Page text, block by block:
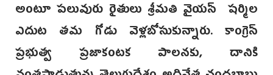
అంటూ పలువురు రైతులు శ్రీమతి వైయస్ షర్మిల
ఎదుట తమ గోడు వెళ్లబోసుకున్నారు. కాంగ్రెస్
ప్రభుత్వ ప్రజాకంటక పాలనకు, దానికి